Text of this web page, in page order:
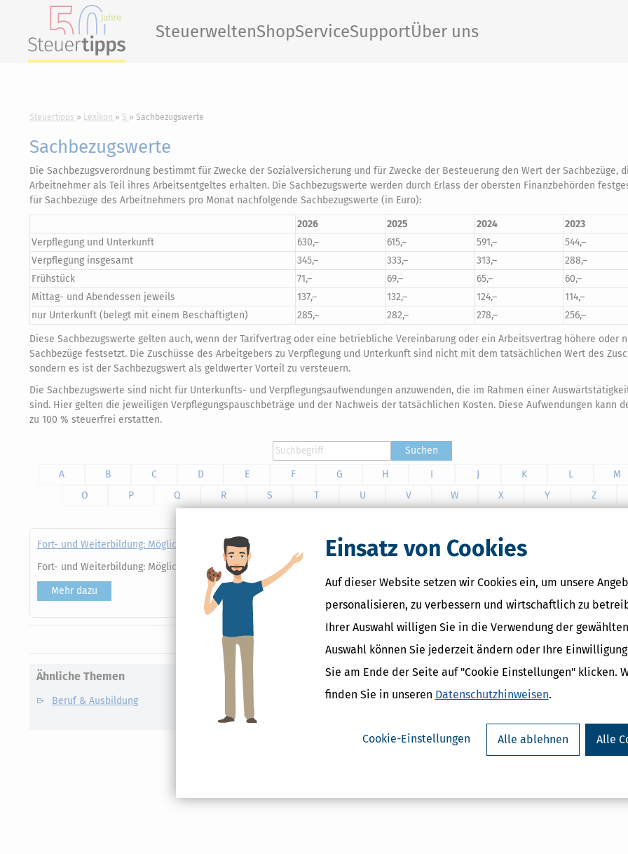
Einsatz von Cookies
Auf dieser Website setzen wir Cookies ein, um unsere
personalisieren, zu verbessern und wirtschaftlich zu
Ihrer Auswahl willigen Sie in die Verwendung der
Auswahl können Sie jederzeit ändern oder Ihre
Sie am Ende der Seite auf "Cookie Einstellungen" klicken.
finden Sie in unseren Datenschutzhinweisen.
Cookie-Einstellungen Alle ablehnen Alle
SteuerweltenShopServiceSupportÜber uns
Steuertipps Lexikon S Sachbezugswerte
Sachbezugswerte
Die Sachbezugsverordnung bestimmt für Zwecke der Sozialversicherung und für Zwecke der Besteuerung den Wert der Sachbezüge,
Arbeitnehmer als Teil ihres Arbeitsentgeltes erhalten. Die Sachbezugswerte werden durch Erlass der obersten Finanzbehörden
für Sachbezüge des Arbeitnehmers pro Monat nachfolgende Sachbezugswerte (in Euro):
2026
2025 2024 2023
Verpflegung und Unterkunft
630,– 615,– 591,– 544,–
Verpflegung insgesamt
345,– 333,– 313,– 288,–
Frühstück
71,– 69,– 65,– 60,–
Mittag- und Abendessen jeweils
137,– 132,– 124,– 114,–
nur Unterkunft (belegt mit einem Beschäftigten)
285,– 282,– 278,– 256,–
Diese Sachbezugswerte gelten auch, wenn der Tarifvertrag oder eine betriebliche Vereinbarung oder ein Arbeitsvertrag höhere oder
Sachbezüge festsetzt. Die Zuschüsse des Arbeitgebers zu Verpflegung und Unterkunft sind nicht mit dem tatsächlichen Wert des
sondern es ist der Sachbezugswert als geldwerter Vorteil zu versteuern.
Die Sachbezugswerte sind nicht für Unterkunfts- und Verpflegungsaufwendungen anzuwenden, die im Rahmen einer
sind. Hier gelten die jeweiligen Verpflegungspauschbeträge und der Nachweis der tatsächlichen Kosten. Diese Aufwendungen kann
zu 100 % steuerfrei erstatten.
Suchen
A
B C D E F G H I J K L M
O
P Q R S T U V W X Y Z
Fort- und Weiterbildung: Möglichst viele Kosten absetzen
Fort- und Weiterbildung: Möglichst viele Kosten absetzen
Mehr dazu
Ähnliche Themen
Beruf & Ausbildung
Verwandte Begriffe
Arbeitslohn